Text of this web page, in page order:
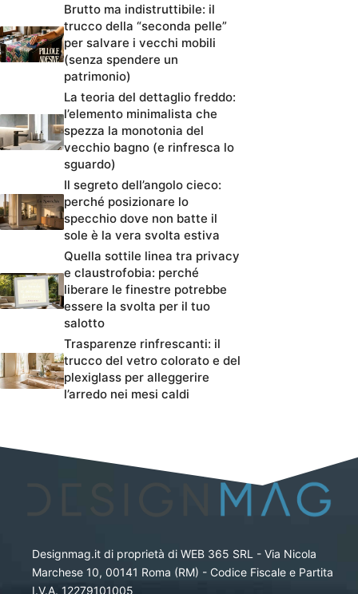
Brutto ma indistruttibile: il
trucco della “seconda pelle”
per salvare i vecchi mobili
(senza spendere un
patrimonio)
La teoria del dettaglio freddo:
l’elemento minimalista che
spezza la monotonia del
vecchio bagno (e rinfresca lo
sguardo)
Il segreto dell’angolo cieco:
perché posizionare lo
specchio dove non batte il
sole è la vera svolta estiva
Quella sottile linea tra privacy
e claustrofobia: perché
liberare le finestre potrebbe
essere la svolta per il tuo
salotto
Trasparenze rinfrescanti: il
trucco del vetro colorato e del
plexiglass per alleggerire
l’arredo nei mesi caldi
Designmag.it di proprietà di WEB 365 SRL - Via Nicola
Marchese 10, 00141 Roma (RM) - Codice Fiscale e Partita
I.V.A. 12279101005